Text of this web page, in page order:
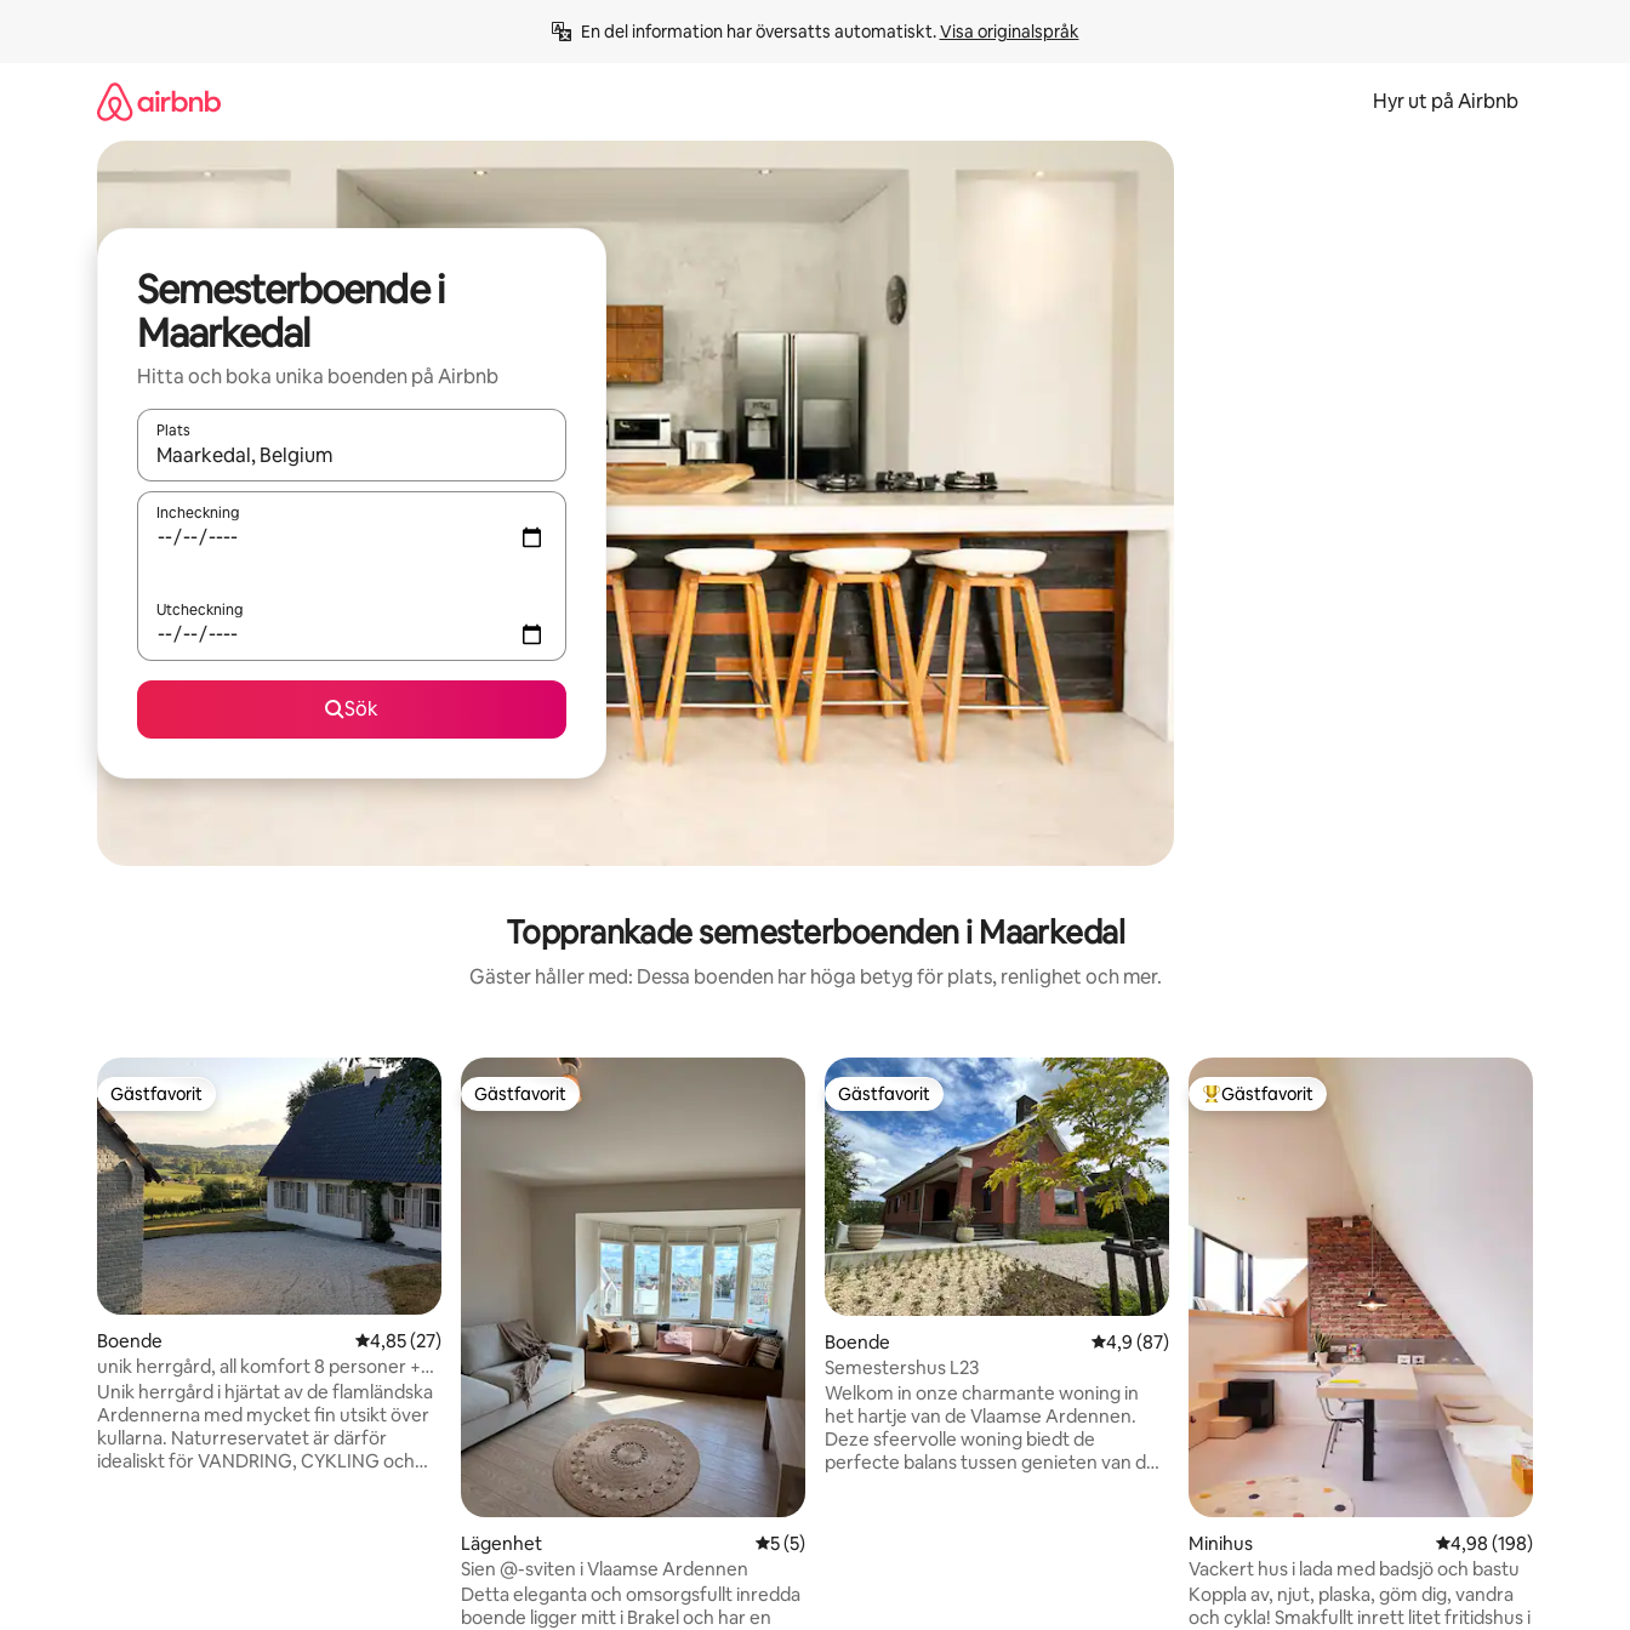
En del information har översatts automatiskt. Visa originalspråk
Hyr ut på Airbnb
Semesterboende i
Maarkedal
Hitta och boka unika boenden på Airbnb
Plats
När resultaten är tillgängliga kan du navigera med upp- och nedåtpilarna eller utforska genom att trycka eller svepa.
Incheckning
Utcheckning
Sök
Topprankade semesterboenden i Maarkedal
Gäster håller med: Dessa boenden har höga betyg för plats, renlighet och mer.
Gästfavorit
Gästfavorit
Boende 4,85 av 5 i genomsnittligt betyg, 27 omdömen
4,85 (27)
unik herrgård, all komfort 8 personer +
spjälsäng
Unik herrgård i hjärtat av de flamländska
Ardennerna med mycket fin utsikt över
kullarna. Naturreservatet är därför
idealiskt för VANDRING, CYKLING och
Gästfavorit
Gästfavorit
Lägenhet 5 av 5 i genomsnittligt betyg, 5 omdömen
5 (5)
Sien @-sviten i Vlaamse Ardennen
Detta eleganta och omsorgsfullt inredda
boende ligger mitt i Brakel och har en
Gästfavorit
Gästfavorit
Boende 4,9 av 5 i genomsnittligt betyg, 87 omdömen
4,9 (87)
Semestershus L23
Welkom in onze charmante woning in
het hartje van de Vlaamse Ardennen.
Deze sfeervolle woning biedt de
perfecte balans tussen genieten van de
Populär gästfavorit
Gästfavorit
Minihus 4,98 av 5 i
4,98 (198)
Vackert hus i lada med badsjö och bastu
Koppla av, njut, plaska, göm dig, vandra
och cykla! Smakfullt inrett litet fritidshus i